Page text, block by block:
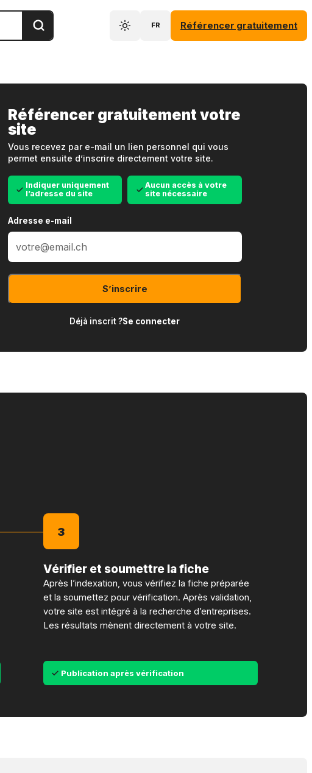
FR Référencer gratuitement
Référencer gratuitement votre
site
Vous recevez par e-mail un lien personnel qui vous
permet ensuite d’inscrire directement votre site.
Indiquer uniquement
l’adresse du site
Aucun accès à votre
site nécessaire
Adresse e-mail
S’inscrire
Déjà inscrit ?Se connecter
3
Vérifier et soumettre la fiche
Après l’indexation, vous vérifiez la fiche préparée
et la soumettez pour vérification. Après validation,
votre site est intégré à la recherche d’entreprises.
Les résultats mènent directement à votre site.
Publication après vérification